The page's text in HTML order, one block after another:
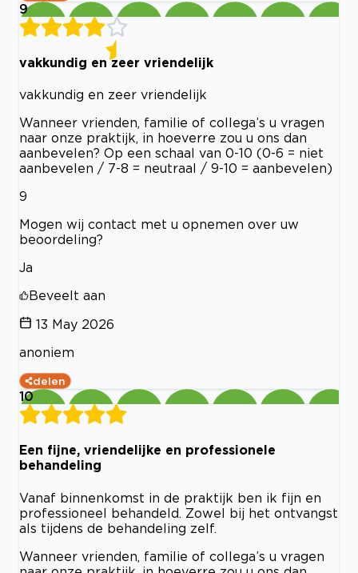
9
vakkundig en zeer vriendelijk
vakkundig en zeer vriendelijk
Wanneer vrienden, familie of collega’s u vragen
naar onze praktijk, in hoeverre zou u ons dan
aanbevelen? Op een schaal van 0-10 (0-6 = niet
aanbevelen / 7-8 = neutraal / 9-10 = aanbevelen)
9
Mogen wij contact met u opnemen over uw
beoordeling?
Ja
Beveelt aan
13 May 2026
anoniem
delen
10
Een fijne, vriendelijke en professionele
behandeling
Vanaf binnenkomst in de praktijk ben ik fijn en
professioneel behandeld. Zowel bij het ontvangst
als tijdens de behandeling zelf.
Wanneer vrienden, familie of collega’s u vragen